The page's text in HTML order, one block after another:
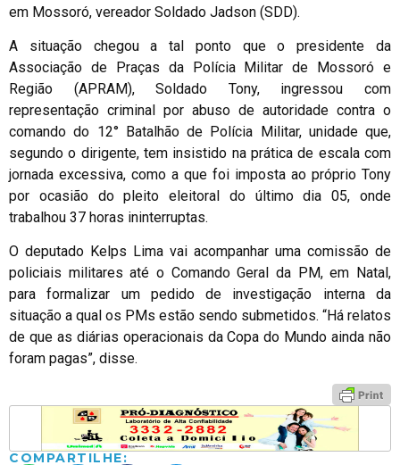
em Mossoró, vereador Soldado Jadson (SDD).
A situação chegou a tal ponto que o presidente da
Associação de Praças da Polícia Militar de Mossoró e
Região (APRAM), Soldado Tony, ingressou com
representação criminal por abuso de autoridade contra o
comando do 12° Batalhão de Polícia Militar, unidade que,
segundo o dirigente, tem insistido na prática de escala com
jornada excessiva, como a que foi imposta ao próprio Tony
por ocasião do pleito eleitoral do último dia 05, onde
trabalhou 37 horas ininterruptas.
O deputado Kelps Lima vai acompanhar uma comissão de
policiais militares até o Comando Geral da PM, em Natal,
para formalizar um pedido de investigação interna da
situação a qual os PMs estão sendo submetidos. “Há relatos
de que as diárias operacionais da Copa do Mundo ainda não
foram pagas”, disse.
COMPARTILHE: